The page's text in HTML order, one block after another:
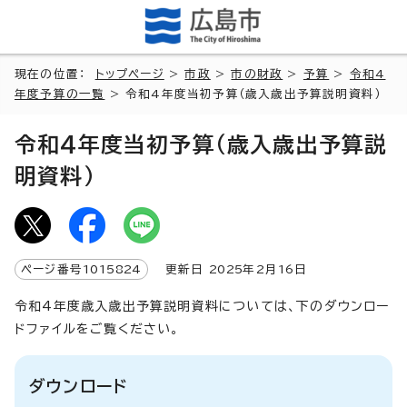
現在の位置： トップページ >市政 >市の財政 > 予算 > 令和4
年度予算の一覧
> 令和4年度当初予算（歳入歳出予算説明資料）
令和4年度当初予算（歳入歳出予算説
明資料）
ページ番号 1015824 更新日 2025年2月 16 日
令和4年度歳入歳出予算説明資料については、下のダウンロー
ドファイルをご覧ください。
ダウンロード